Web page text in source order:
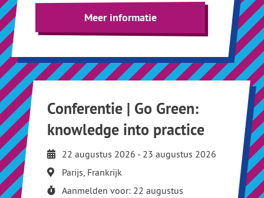
Meer informatie
Conferentie | Go Green:
knowledge into practice
22 augustus 2026 - 23 augustus 2026
Parijs, Frankrijk
Aanmelden voor: 22 augustus